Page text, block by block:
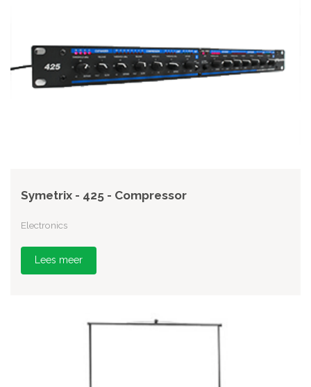
Symetrix - 425 - Compressor
Electronics
Lees meer